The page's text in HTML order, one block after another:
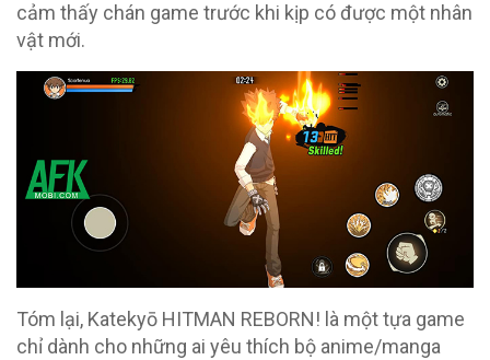
cảm thấy chán game trước khi kịp có được một nhân
vật mới.
Tóm lại, Katekyō HITMAN REBORN! là một tựa game
chỉ dành cho những ai yêu thích bộ anime/manga